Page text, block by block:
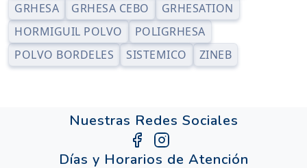
GRHESA
GRHESA CEBO
GRHESATION
HORMIGUIL POLVO
POLIGRHESA
POLVO BORDELES
SISTEMICO ZINEB
Nuestras Redes Sociales
Días y Horarios de Atención